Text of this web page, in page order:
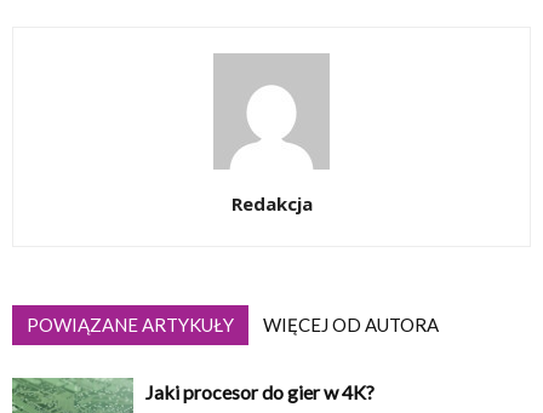
Redakcja
POWIĄZANE ARTYKUŁY WIĘCEJ OD AUTORA
Jaki procesor do gier w 4K?